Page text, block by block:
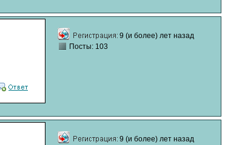
9 (и более) лет назад
Посты: 103
9 (и более) лет назад